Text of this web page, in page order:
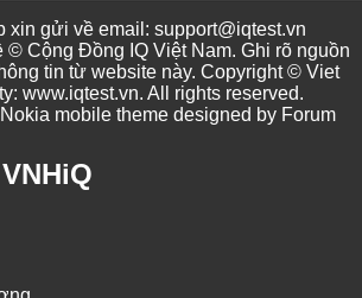
xin gửi về email: support@iqtest.vn
© Cộng Đồng IQ Việt Nam. Ghi rõ nguồn
tin từ website này. Copyright © Viet
: www.iqtest.vn. All rights reserved.
Nokia mobile theme designed by Forum